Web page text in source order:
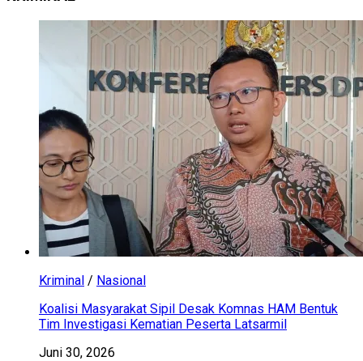
Kriminal / Nasional
Koalisi Masyarakat Sipil Desak Komnas HAM Bentuk
Tim Investigasi Kematian Peserta Latsarmil
Juni 30, 2026